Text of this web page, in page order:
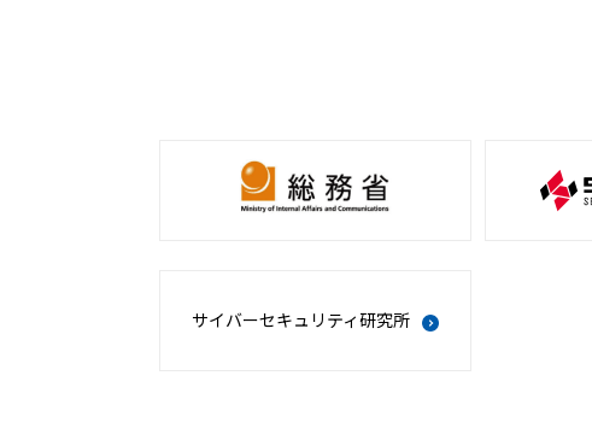
サイバーセキュリティ研究所